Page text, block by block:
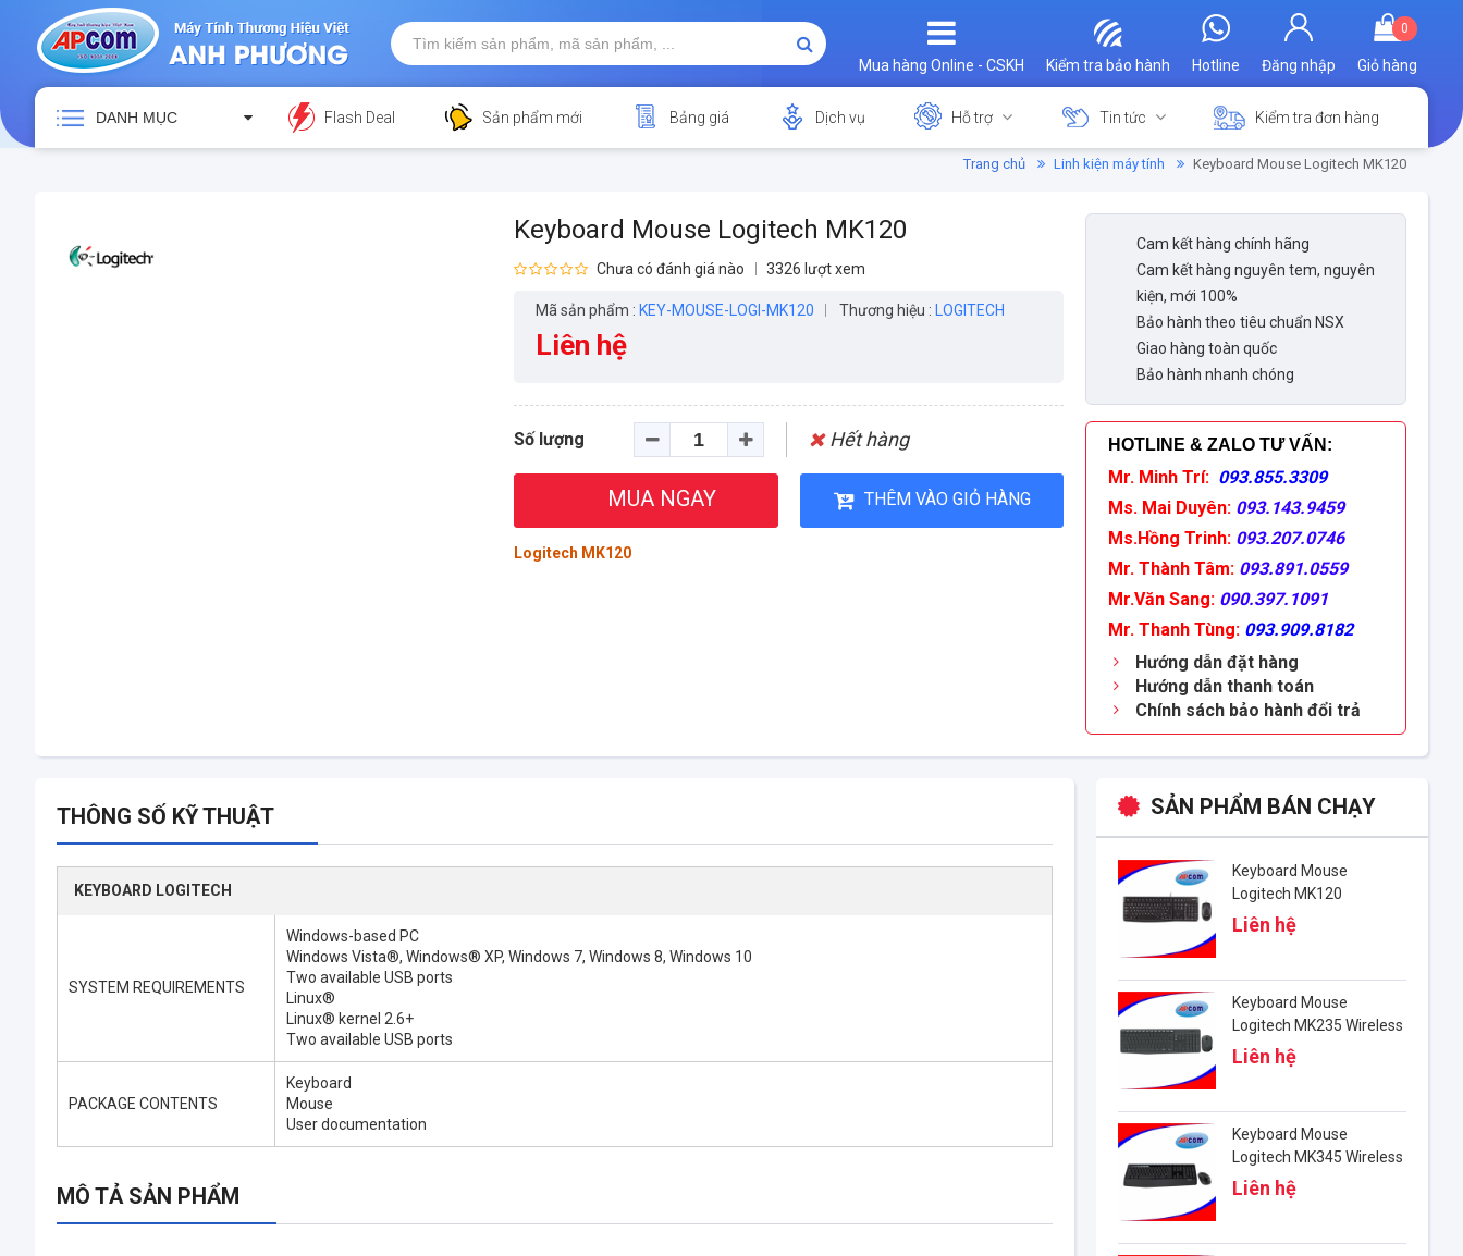
0
Giỏ hàng
Đăng nhập
Hotline
Kiểm tra bảo hành
Mua hàng Online - CSKH
DANH MỤC Flash Deal Sản phẩm mới Bảng giá Dịch vụ Hỗ trợ Tin tức Kiểm tra đơn hàng
Trang chủ Linh kiện máy tính Keyboard Mouse Logitech MK120
Keyboard Mouse Logitech MK120
Chưa có đánh giá nào 3326 lượt xem
Mã sản phẩm : KEY-MOUSE-LOGI-MK120 Thương hiệu : LOGITECH
Liên hệ
Số lượng Hết hàng
MUA NGAY THÊM VÀO GIỎ HÀNG
Logitech MK120
Cam kết hàng chính hãng
Cam kết hàng nguyên tem, nguyên
kiện, mới 100%
Bảo hành theo tiêu chuẩn NSX
Giao hàng toàn quốc
Bảo hành nhanh chóng
HOTLINE & ZALO TƯ VẤN :
Mr. Minh Trí: 093.855.3309
Ms. Mai Duyên: 093.143.9459
Ms.Hồng Trinh: 093.207.0746
Mr. Thành Tâm: 093.891.0559
Mr.Văn Sang: 090.397.1091
Mr. Thanh Tùng: 093.909.8182
Hướng dẫn đặt hàng
Hướng dẫn thanh toán
Chính sách bảo hành đổi trả
THÔNG SỐ KỸ THUẬT
KEYBOARD LOGITECH
SYSTEM REQUIREMENTS
Windows-based PC
Windows Vista®, Windows® XP, Windows 7, Windows 8, Windows 10
Two available USB ports
Linux®
Linux® kernel 2.6+
Two available USB ports
PACKAGE CONTENTS
Keyboard
Mouse
User documentation
MÔ TẢ SẢN PHẨM
SẢN PHẨM BÁN CHẠY
Keyboard Mouse
Logitech MK120
Liên hệ
Keyboard Mouse
Logitech MK235 Wireless
Liên hệ
Keyboard Mouse
Logitech MK345 Wireless
Liên hệ